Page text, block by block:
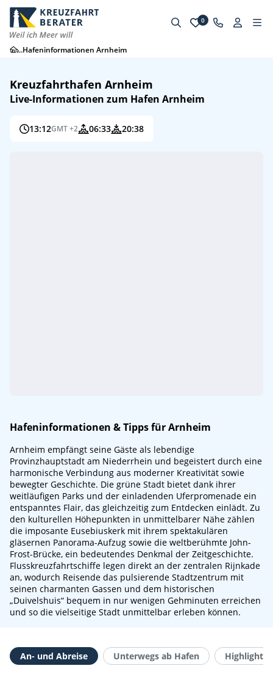
0
...Hafeninformationen Arnheim
Kreuzfahrthafen Arnheim
Live-Informationen zum Hafen Arnheim
13:12GMT +2 06:33 20:38
Hafeninformationen & Tipps für Arnheim
Arnheim empfängt seine Gäste als lebendige
Provinzhauptstadt am Niederrhein und begeistert durch eine
harmonische Verbindung aus moderner Kreativität sowie
bewegter Geschichte. Die grüne Stadt bietet dank ihrer
weitläufigen Parks und der einladenden Uferpromenade ein
entspanntes Flair, das gleichzeitig zum Entdecken einlädt. Zu
den kulturellen Höhepunkten in unmittelbarer Nähe zählen
die imposante Eusebiuskerk mit ihrem spektakulären
gläsernen Panorama-Aufzug sowie die weltberühmte John-
Frost-Brücke, ein bedeutendes Denkmal der Zeitgeschichte.
Flusskreuzfahrtschiffe legen direkt an der zentralen Rijnkade
an, wodurch Reisende das pulsierende Stadtzentrum mit
seinen charmanten Gassen und dem historischen
„Duivelshuis“ bequem in nur wenigen Gehminuten erreichen
und so die vielseitige Stadt unmittelbar erleben können.
An- und Abreise Unterwegs ab Hafen Highlights